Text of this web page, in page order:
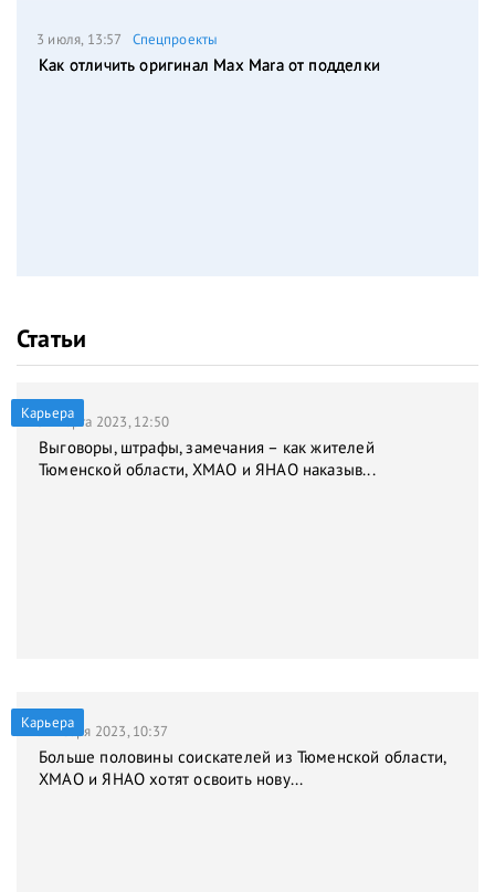
3 июля, 13:57 Спецпроекты
Как отличить оригинал Max Mara от подделки
Статьи
Карьера
31 марта 2023, 12:50
Выговоры, штрафы, замечания – как жителей
Тюменской области, ХМАО и ЯНАО наказыв...
Карьера
9 января 2023, 10:37
Больше половины соискателей из Тюменской области,
ХМАО и ЯНАО хотят освоить нову...